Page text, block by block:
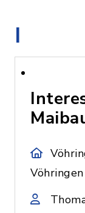
I
Vöhringen